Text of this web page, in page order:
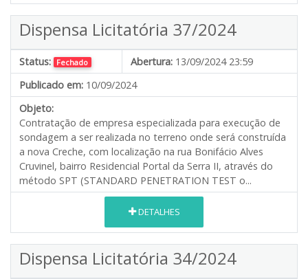
Dispensa Licitatória 37/2024
Status: Fechado Abertura: 13/09/2024 23:59
Publicado em: 10/09/2024
Objeto:
Contratação de empresa especializada para execução de
sondagem a ser realizada no terreno onde será construída
a nova Creche, com localização na rua Bonifácio Alves
Cruvinel, bairro Residencial Portal da Serra II, através do
método SPT (STANDARD PENETRATION TEST o...
DETALHES
Dispensa Licitatória 34/2024